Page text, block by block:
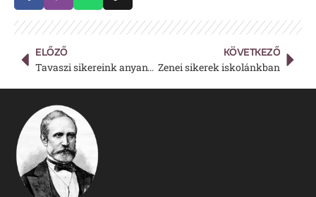
ELŐZŐ
Tavaszi sikereink anyanyelv műveltségterületen
KÖVETKEZŐ
Zenei sikerek iskolánkban